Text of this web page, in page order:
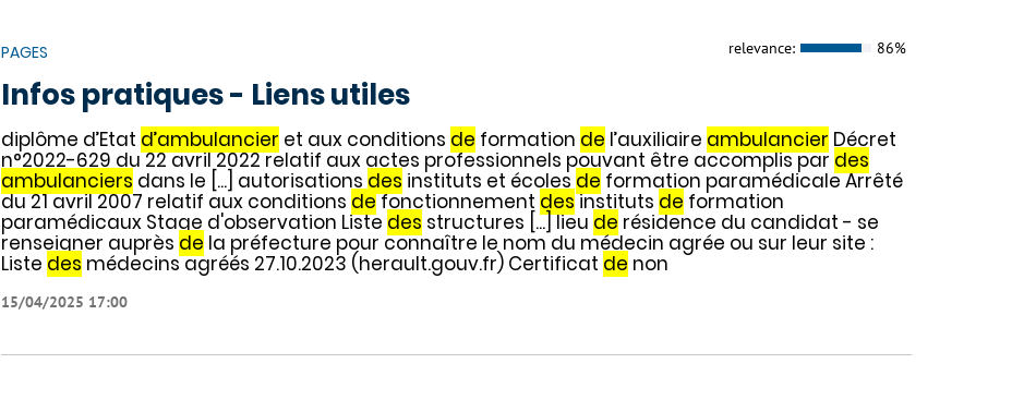
PAGES relevance: 86%
Infos pratiques - Liens utiles
diplôme d’Etat d’ambulancier et aux conditions de formation de l’auxiliaire ambulancier Décret
n°2022-629 du 22 avril 2022 relatif aux actes professionnels pouvant être accomplis par des
ambulanciers dans le [...] autorisations des instituts et écoles de formation paramédicale Arrêté
du 21 avril 2007 relatif aux conditions defonctionnement desinstituts de formation
paramédicaux Stage d'observation Liste des structures [...] lieu de résidence du candidat - se
renseigner auprès de la préfecture pour connaître le nom du médecin agrée ou sur leur site :
Liste des médecins agréés 27.10.2023 (herault.gouv.fr) Certificat de non
15/04/2025 17:00